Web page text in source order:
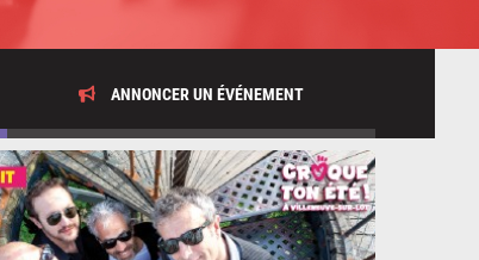
ANNONCER UN ÉVÉNEMENT